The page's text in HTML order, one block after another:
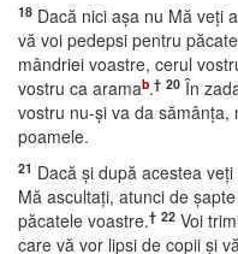
18 Dacă nici aşa nu Mă veţi
vă voi pedepsi pentru
mândriei voastre, cerul
vostru ca aramab.† 20 În
vostru nu-şi va da
poamele.
21 Dacă şi după acestea
Mă ascultaţi, atunci de
păcatele voastre.† 22 Voi
care vă vor lipsi de copii şi